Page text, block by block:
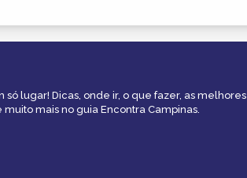
lugar! Dicas, onde ir, o que fazer, as melhores
mais no guia Encontra Campinas.